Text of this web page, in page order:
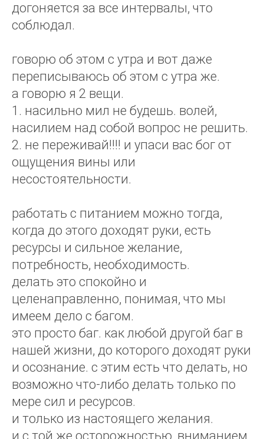
догоняется за все интервалы, что
соблюдал.
говорю об этом с утра и вот даже
переписываюсь об этом с утра же.
а говорю я 2 вещи.
1. насильно мил не будешь. волей,
насилием над собой вопрос не решить.
2. не переживай!!!! и упаси вас бог от
ощущения вины или
несостоятельности.
работать с питанием можно тогда,
когда до этого доходят руки, есть
ресурсы и сильное желание,
потребность, необходимость.
делать это спокойно и
целенаправленно, понимая, что мы
имеем дело с багом.
это просто баг. как любой другой баг в
нашей жизни, до которого доходят руки
и осознание. с этим есть что делать, но
возможно что-либо делать только по
мере сил и ресурсов.
и только из настоящего желания.
и с той же осторожностью, вниманием